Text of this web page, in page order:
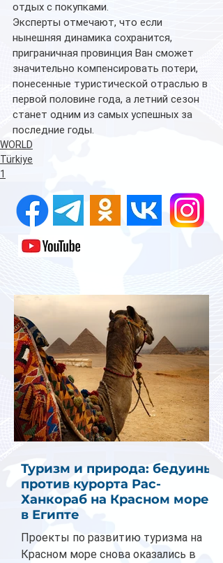
отдых с покупками.
Эксперты отмечают, что если
нынешняя динамика сохранится,
приграничная провинция Ван сможет
значительно компенсировать потери,
понесенные туристической отраслью в
первой половине года, а летний сезон
станет одним из самых успешных за
последние годы.
WORLD
Türkiye
1
Туризм и природа: бедуины
против курорта Рас-
Ханкораб на Красном море
в Египте
Проекты по развитию туризма на
Красном море снова оказались в